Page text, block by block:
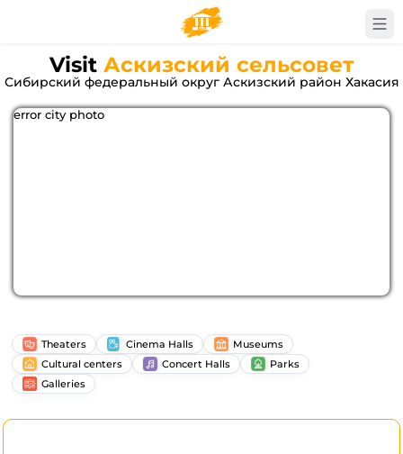
Visit Аскизский сельсовет
Сибирский федеральный округ Аскизский район Хакасия
error city photo
Theaters Cinema Halls
Museums
Cultural centers
Concert Halls
Parks
Galleries